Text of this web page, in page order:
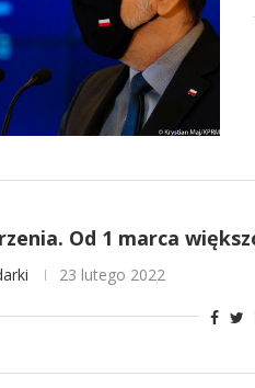
Od 1 marca
23 lutego 2022